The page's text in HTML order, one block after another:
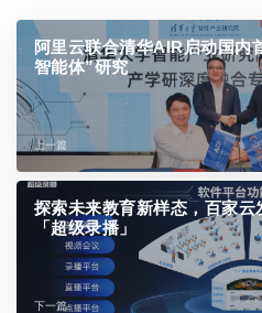
阿里云联合清华AIR启动国内
智能体”研究
上一篇
探索未来教育新样态，百家
「超级录播」
下一篇